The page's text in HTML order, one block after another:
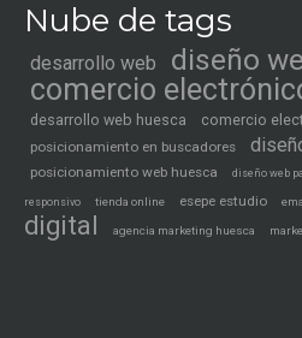
Nube de tags
desarrollo web
diseño
comercio
desarrollo web huesca comercio
posicionamiento en buscadores
posicionamiento web huesca
diseño web
responsivo tienda online esepe estudio
digital
agencia marketing huesca